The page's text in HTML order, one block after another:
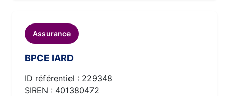
Assurance
BPCE IARD
ID référentiel : 229348
SIREN : 401380472